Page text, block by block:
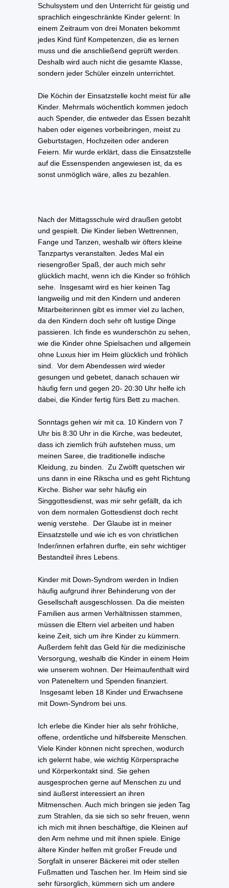
Schulsystem und den Unterricht für geistig und
sprachlich eingeschränkte Kinder gelernt: In
einem Zeitraum von drei Monaten bekommt
jedes Kind fünf Kompetenzen, die es lernen
muss und die anschließend geprüft werden.
Deshalb wird auch nicht die gesamte Klasse,
sondern jeder Schüler einzeln unterrichtet.
Die Köchin der Einsatzstelle kocht meist für alle
Kinder. Mehrmals wöchentlich kommen jedoch
auch Spender, die entweder das Essen bezahlt
haben oder eigenes vorbeibringen, meist zu
Geburtstagen, Hochzeiten oder anderen
Feiern. Mir wurde erklärt, dass die Einsatzstelle
auf die Essenspenden angewiesen ist, da es
sonst unmöglich wäre, alles zu bezahlen.
Nach der Mittagsschule wird draußen getobt
und gespielt. Die Kinder lieben Wettrennen,
Fange und Tanzen, weshalb wir öfters kleine
Tanzpartys veranstalten. Jedes Mal ein
riesengroßer Spaß, der auch mich sehr
glücklich macht, wenn ich die Kinder so fröhlich
sehe. Insgesamt wird es hier keinen Tag
langweilig und mit den Kindern und anderen
Mitarbeiterinnen gibt es immer viel zu lachen,
da den Kindern doch sehr oft lustige Dinge
passieren. Ich finde es wunderschön zu sehen,
wie die Kinder ohne Spielsachen und allgemein
ohne Luxus hier im Heim glücklich und fröhlich
sind. Vor dem Abendessen wird wieder
gesungen und gebetet, danach schauen wir
häufig fern und gegen 20- 20:30 Uhr helfe ich
dabei, die Kinder fertig fürs Bett zu machen.
Sonntags gehen wir mit ca. 10 Kindern von 7
Uhr bis 8:30 Uhr in die Kirche, was bedeutet,
dass ich ziemlich früh aufstehen muss, um
meinen Saree, die traditionelle indische
Kleidung, zu binden. Zu Zwölft quetschen wir
uns dann in eine Rikscha und es geht Richtung
Kirche. Bisher war sehr häufig ein
Singgottesdienst, was mir sehr gefällt, da ich
von dem normalen Gottesdienst doch recht
wenig verstehe. Der Glaube ist in meiner
Einsatzstelle und wie ich es von christlichen
Inder/innen erfahren durfte, ein sehr wichtiger
Bestandteil ihres Lebens.
Kinder mit Down-Syndrom werden in Indien
häufig aufgrund ihrer Behinderung von der
Gesellschaft ausgeschlossen. Da die meisten
Familien aus armen Verhältnissen stammen,
müssen die Eltern viel arbeiten und haben
keine Zeit, sich um ihre Kinder zu kümmern.
Außerdem fehlt das Geld für die medizinische
Versorgung, weshalb die Kinder in einem Heim
wie unserem wohnen. Der Heimaufenthalt wird
von Pateneltern und Spenden finanziert.
Insgesamt leben 18 Kinder und Erwachsene
mit Down-Syndrom bei uns.
Ich erlebe die Kinder hier als sehr fröhliche,
offene, ordentliche und hilfsbereite Menschen.
Viele Kinder können nicht sprechen, wodurch
ich gelernt habe, wie wichtig Körpersprache
und Körperkontakt sind. Sie gehen
ausgesprochen gerne auf Menschen zu und
sind äußerst interessiert an ihren
Mitmenschen. Auch mich bringen sie jeden Tag
zum Strahlen, da sie sich so sehr freuen, wenn
ich mich mit ihnen beschäftige, die Kleinen auf
den Arm nehme und mit ihnen spiele. Einige
ältere Kinder helfen mit großer Freude und
Sorgfalt in unserer Bäckerei mit oder stellen
Fußmatten und Taschen her. Im Heim sind sie
sehr fürsorglich, kümmern sich um andere